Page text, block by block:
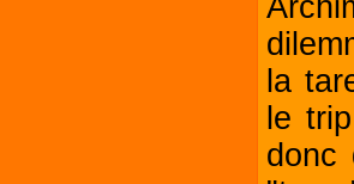
la
le
donc